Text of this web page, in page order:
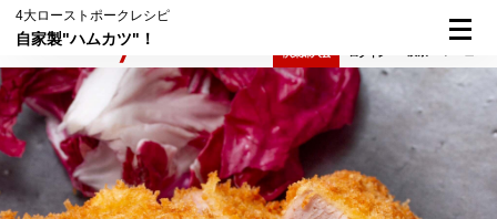
4大ローストポークレシピ
自家製"ハムカツ"！